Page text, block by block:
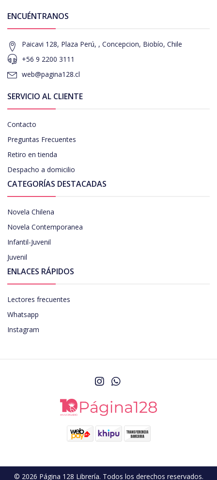
ENCUÉNTRANOS
Paicavi 128, Plaza Perú, , Concepcion, Biobío, Chile
+56 9 2200 3111
web@pagina128.cl
SERVICIO AL CLIENTE
Contacto
Preguntas Frecuentes
Retiro en tienda
Despacho a domicilio
CATEGORÍAS DESTACADAS
Novela Chilena
Novela Contemporanea
Infantil-Juvenil
Juvenil
ENLACES RÁPIDOS
Lectores frecuentes
Whatsapp
Instagram
© 2026 Página 128 Librería. Todos los derechos reservados.